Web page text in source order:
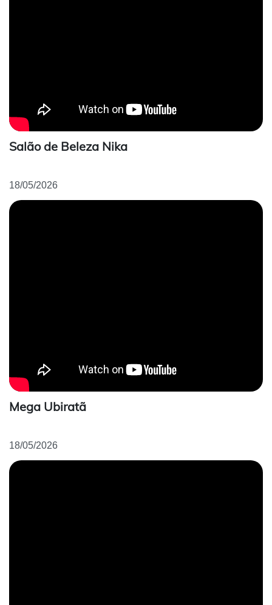
Salão de Beleza Nika
18/05/2026
Mega Ubiratã
18/05/2026